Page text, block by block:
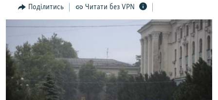
Перейти
до
пошуку
ПОГЛЯД
ІНТЕРВ'Ю
ВСЕ ЗА ДЕНЬ
СПЕЦПРОЕКТИ
ДЕПОРТАЦІЯ
ВІДЕОУРОКИ «ELIFBE»
ЯК ОБІЙТИ БЛОКУВАННЯ
Поділитись Читати без VPN